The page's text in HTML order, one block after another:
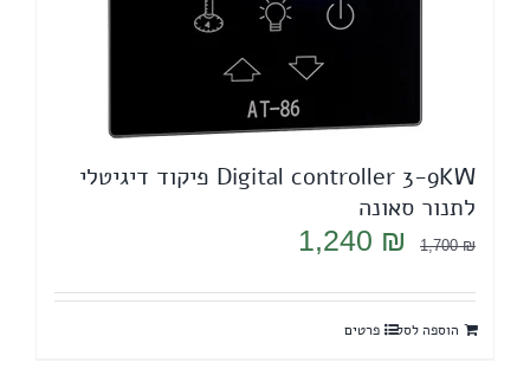
Digital controller 3-9KW פיקוד דיגיטלי
לתנור סאונה
1,700₪
המחיר
היה:
1,700 ₪.
1,240 ₪
הוא:
הוספה לסל פרטים